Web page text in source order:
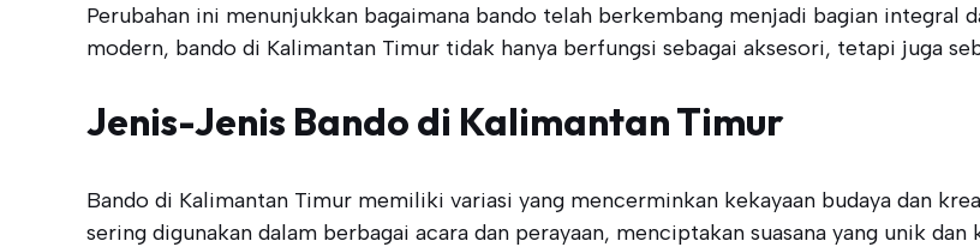
Perubahan ini menunjukkan bagaimana bando telah berkembang menjadi bagian integral
modern, bando di Kalimantan Timur tidak hanya berfungsi sebagai aksesori, tetapi juga
Jenis-Jenis Bando di Kalimantan Timur
Bando di Kalimantan Timur memiliki variasi yang mencerminkan kekayaan budaya dan
sering digunakan dalam berbagai acara dan perayaan, menciptakan suasana yang unik dan